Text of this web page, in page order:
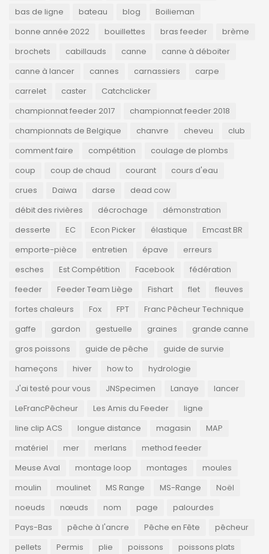
bas de ligne bateau blog
Boilieman
bonne année 2022
bouillettes bras feeder
brème
brochets
cabillauds canne
canne à déboiter
canne à lancer
cannes carnassiers
carpe
carrelet
caster
Catchclicker
championnat feeder 2017
championnat feeder 2018
championnats de Belgique
chanvre cheveu
club
comment faire
compétition
coulage de plombs
coup
coup de chaud courant
cours d'eau
crues
Daiwa darse
dead cow
débit des rivières
décrochage
démonstration
desserte
EC Econ Picker élastique
Emcast BR
emporte-pièce
entretien épave
erreurs
esches
Est Compétition Facebook
fédération
feeder
Feeder Team Liège Fishart flet
fleuves
fortes chaleurs
Fox FPT
Franc Pêcheur Technique
gaffe
gardon gestuelle graines
grande canne
gros poissons
guide de pêche
guide de survie
hameçons
hiver how to
hydrologie
J'ai testé pour vous
JNSpecimen Lanaye
lancer
LeFrancPêcheur
Les Amis du Feeder
ligne
line clip ACS
longue distance magasin
MAP
matériel
mer merlans
method feeder
Meuse Aval
montage loop montages
moules
moulin
moulinet MS Range MS-Range
Noël
noeuds
nœuds nom page
palourdes
Pays-Bas
pêche à l'ancre Pêche en Fête
pêcheur
pellets
Permis plie poissons
poissons plats